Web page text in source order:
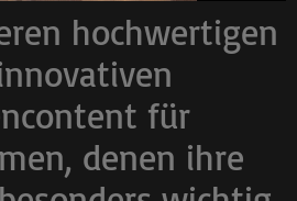
hochwertigen
für
denen ihre